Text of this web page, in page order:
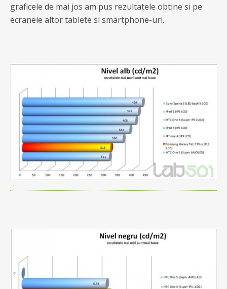
graficele de mai jos am pus rezultatele obtine si pe
ecranele altor tablete si smartphone-uri.